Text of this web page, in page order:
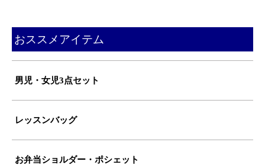
おススメアイテム
男児・女児3点セット
レッスンバッグ
お弁当ショルダー・ポシェット